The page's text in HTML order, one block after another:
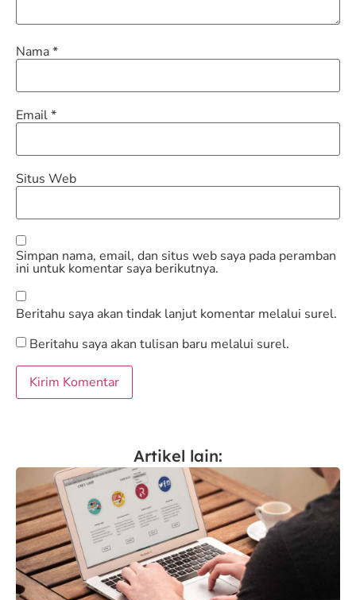
Nama*
Email*
Situs Web
Simpan nama, email, dan situs web saya pada peramban
ini untuk komentar saya berikutnya.
Beritahu saya akan tindak lanjut komentar melalui surel.
Beritahu saya akan tulisan baru melalui surel.
Artikel lain: